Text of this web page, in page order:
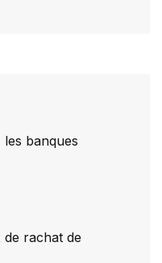
banques
rachat de